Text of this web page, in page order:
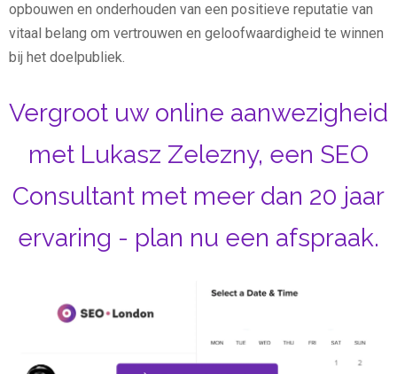
opbouwen en onderhouden van een positieve reputatie van
vitaal belang om vertrouwen en geloofwaardigheid te winnen
bij het doelpubliek.
Vergroot uw online aanwezigheid
met Lukasz Zelezny, een SEO
Consultant met meer dan 20 jaar
ervaring - plan nu een afspraak.